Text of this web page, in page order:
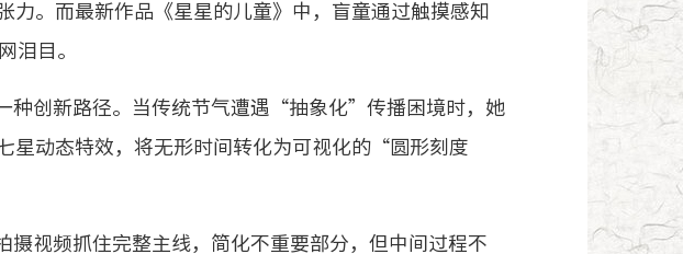
。而最新作品《星星的儿童》中，盲童通过触摸感知
泪目。
种创新路径。当传统节气遭遇“抽象化”传播困境时，她
动态特效，将无形时间转化为可视化的“圆形刻度
视频抓住完整主线，简化不重要部分，但中间过程不